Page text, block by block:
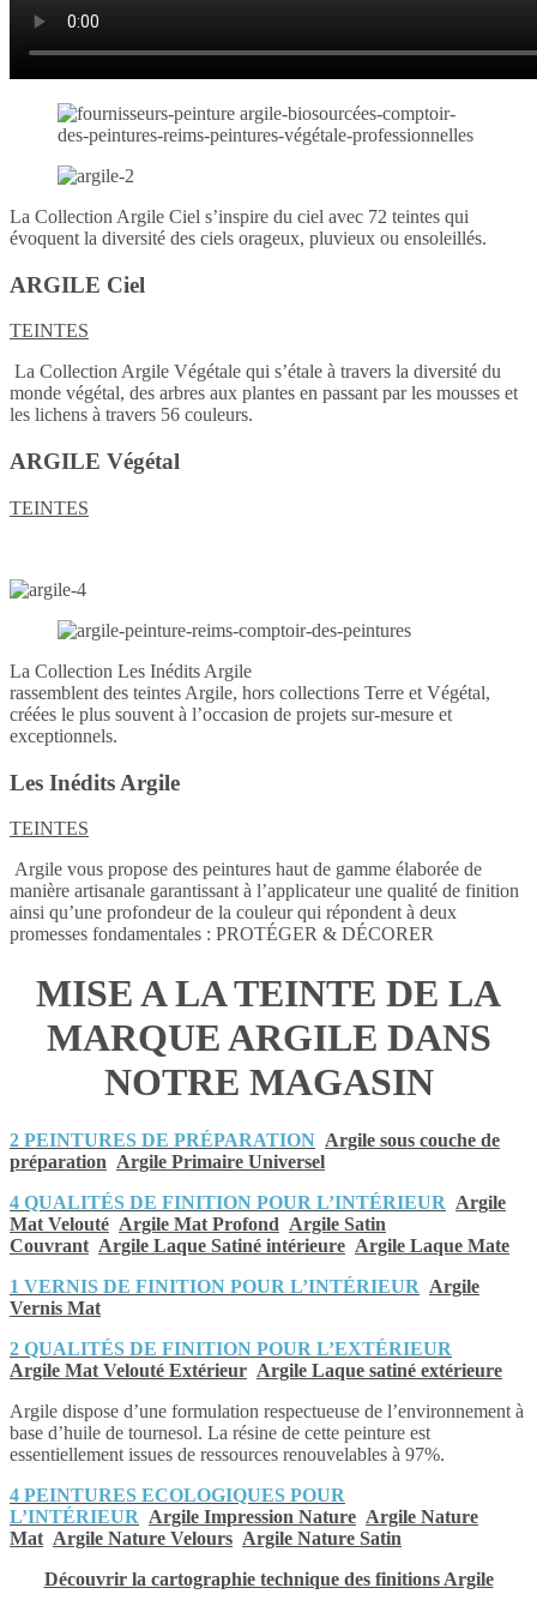
La Collection Argile Ciel s’inspire du ciel avec 72 teintes qui
évoquent la diversité des ciels orageux, pluvieux ou ensoleillés.
ARGILE Ciel
TEINTES
La Collection Argile Végétale qui s’étale à travers la diversité du
monde végétal, des arbres aux plantes en passant par les mousses et
les lichens à travers 56 couleurs.
ARGILE Végétal
TEINTES
La Collection Les Inédits Argile
rassemblent des teintes Argile, hors collections Terre et Végétal,
créées le plus souvent à l’occasion de projets sur-mesure et
exceptionnels.
Les Inédits Argile
TEINTES
Argile vous propose des peintures haut de gamme élaborée de
manière artisanale garantissant à l’applicateur une qualité de finition
ainsi qu’une profondeur de la couleur qui répondent à deux
promesses fondamentales : PROTÉGER & DÉCORER
MISE A LA TEINTE DE LA
MARQUE ARGILE DANS
NOTRE MAGASIN
2 PEINTURES DE PRÉPARATION Argile sous couche de
préparation Argile Primaire Universel
4 QUALITÉS DE FINITION POUR L’INTÉRIEUR Argile
Mat Velouté Argile Mat Profond Argile Satin
Couvrant Argile Laque Satiné intérieure Argile Laque Mate
1 VERNIS DE FINITION POUR L’INTÉRIEUR Argile
Vernis Mat
2 QUALITÉS DE FINITION POUR L’EXTÉRIEUR
Argile Mat Velouté Extérieur Argile Laque satiné extérieure
Argile dispose d’une formulation respectueuse de l’environnement à
base d’huile de tournesol. La résine de cette peinture est
essentiellement issues de ressources renouvelables à 97%.
4 PEINTURES ECOLOGIQUES POUR
L’INTÉRIEUR Argile Impression Nature Argile Nature
Mat Argile Nature Velours Argile Nature Satin
Découvrir la cartographie technique des finitions Argile